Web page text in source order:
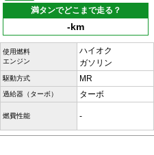
満タンでどこまで走る？
-km
使用燃料
エンジン
ハイオク
ガソリン
駆動方式 MR
過給器（ターボ） ターボ
燃費性能 -